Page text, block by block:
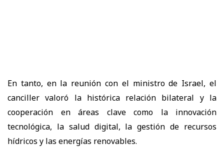
En tanto, en la reunión con el ministro de Israel, el
canciller valoró la histórica relación bilateral y la
cooperación en áreas clave como la innovación
tecnológica, la salud digital, la gestión de recursos
hídricos y las energías renovables.